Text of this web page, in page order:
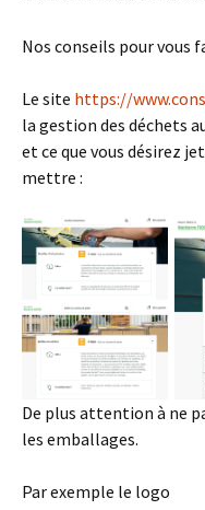
Nos conseils pour vous
Le site https://
la gestion des déchets
et ce que vous désirez
mettre :
De plus attention à ne
les emballages.
Par exemple le logo